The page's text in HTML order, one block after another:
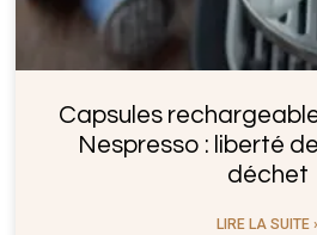
Capsules
Nespresso : liberté
déchet
LIRE LA SUITE